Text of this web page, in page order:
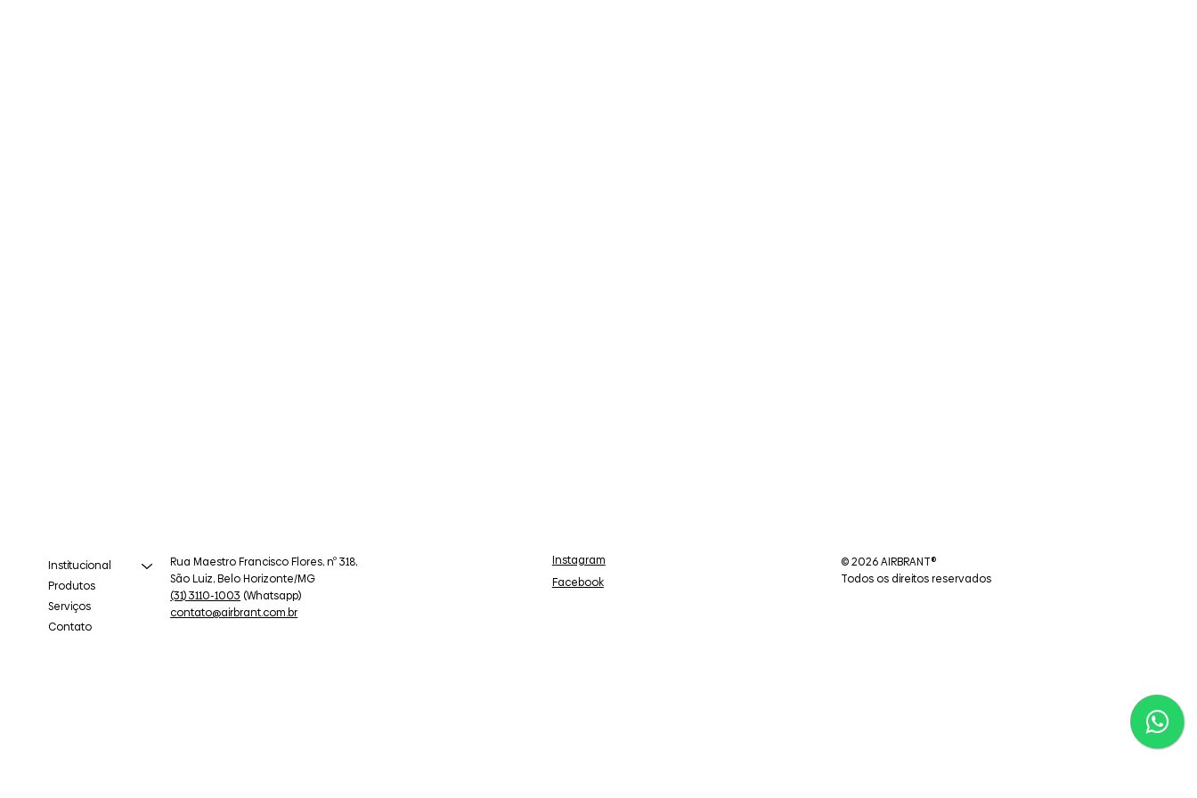
Institucional
Produtos
Serviços
Contato
Rua Maestro Francisco Flores, nº 318,
São Luiz, Belo Horizonte/MG
(31) 3110-1003 (Whatsapp)
contato@airbrant.com.br
Instagram
Facebook
© 2026 AIRBRANT®
Todos os direitos reservados